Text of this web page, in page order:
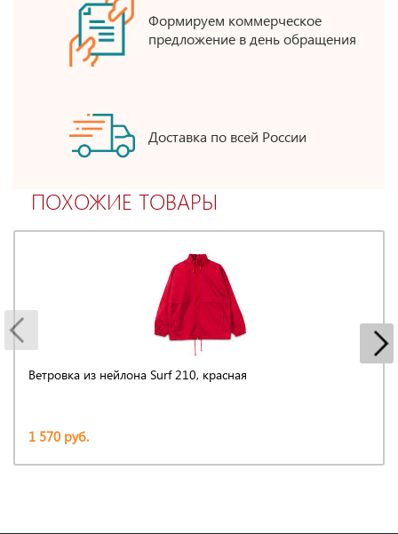
Формируем коммерческое
предложение в день обращения
Доставка по всей России
ПОХОЖИЕ ТОВАРЫ
Ветровка из нейлона Surf 210, красная
1 570 руб.